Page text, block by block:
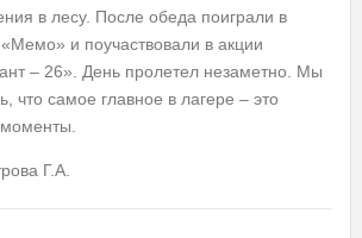
в лесу. После обеда поиграли в
и поучаствовали в акции
– 26». День пролетел незаметно. Мы
что самое главное в лагере – это
Г.А.